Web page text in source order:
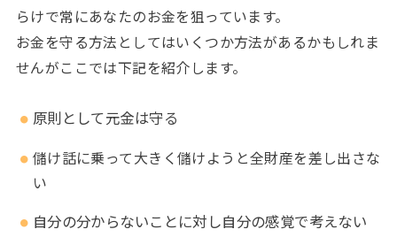
らけで常にあなたのお金を狙っています。
お金を守る方法としてはいくつか方法があるかもしれま
せんがここでは下記を紹介します。
原則として元金は守る
儲け話に乗って大きく儲けようと全財産を差し出さな
い
自分の分からないことに対し自分の感覚で考えない